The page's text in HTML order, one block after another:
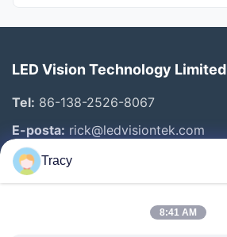
Indoor fixed installation
indoor led poster
Fine pitch led display
LED Vision Technology Limited
Tel: 86-138-2526-8067
E-posta: rick@ledvisiontek.com
Hızlı Bağlantılar
Tracy
8:41 AM